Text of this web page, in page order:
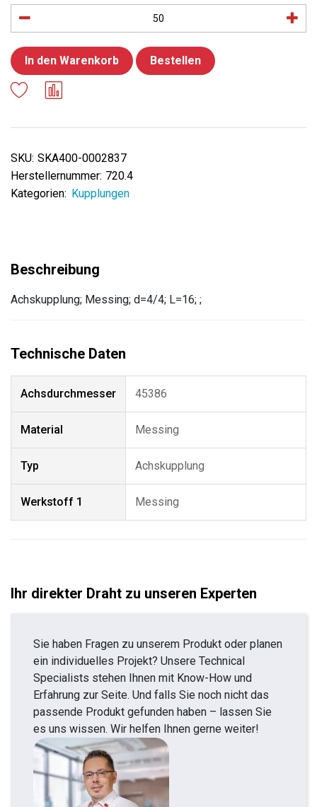
In den Warenkorb Bestellen
SKU: SKA400-0002837
Herstellernummer: 720.4
Kategorien: Kupplungen
Achskupplung; Messing; d=4/4; L=16; ;
Achsdurchmesser 45386
Material Messing
Typ Achskupplung
Werkstoff 1 Messing
Ihr direkter Draht zu unseren Experten
Sie haben Fragen zu unserem Produkt oder planen
ein individuelles Projekt? Unsere Technical
Specialists stehen Ihnen mit Know-How und
Erfahrung zur Seite. Und falls Sie noch nicht das
passende Produkt gefunden haben – lassen Sie
es uns wissen. Wir helfen Ihnen gerne weiter!